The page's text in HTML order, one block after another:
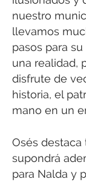
nuestro
llevamos
pasos para
una realidad,
disfrute de
historia, el
mano en un
Osés destaca
supondrá
para Nalda y